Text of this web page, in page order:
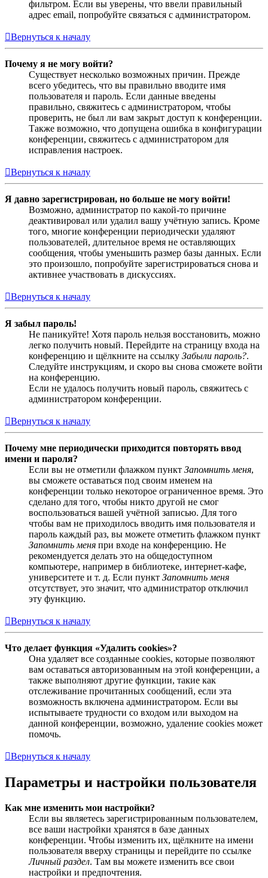
фильтром. Если вы уверены, что ввели правильный
адрес email, попробуйте связаться с администратором.
Вернуться к началу
Почему я не могу войти?
Существует несколько возможных причин. Прежде
всего убедитесь, что вы правильно вводите имя
пользователя и пароль. Если данные введены
правильно, свяжитесь с администратором, чтобы
проверить, не был ли вам закрыт доступ к конференции.
Также возможно, что допущена ошибка в конфигурации
конференции, свяжитесь с администратором для
исправления настроек.
Вернуться к началу
Я давно зарегистрирован, но больше не могу войти!
Возможно, администратор по какой-то причине
деактивировал или удалил вашу учётную запись. Кроме
того, многие конференции периодически удаляют
пользователей, длительное время не оставляющих
сообщения, чтобы уменьшить размер базы данных. Если
это произошло, попробуйте зарегистрироваться снова и
активнее участвовать в дискуссиях.
Вернуться к началу
Я забыл пароль!
Не паникуйте! Хотя пароль нельзя восстановить, можно
легко получить новый. Перейдите на страницу входа на
конференцию и щёлкните на ссылку Забыли пароль?.
Следуйте инструкциям, и скоро вы снова сможете войти
на конференцию.
Если не удалось получить новый пароль, свяжитесь с
администратором конференции.
Вернуться к началу
Почему мне периодически приходится повторять ввод
имени и пароля?
Если вы не отметили флажком пункт Запомнить меня,
вы сможете оставаться под своим именем на
конференции только некоторое ограниченное время. Это
сделано для того, чтобы никто другой не смог
воспользоваться вашей учётной записью. Для того
чтобы вам не приходилось вводить имя пользователя и
пароль каждый раз, вы можете отметить флажком пункт
Запомнить меня при входе на конференцию. Не
рекомендуется делать это на общедоступном
компьютере, например в библиотеке, интернет-кафе,
университете и т. д. Если пункт Запомнить меня
отсутствует, это значит, что администратор отключил
эту функцию.
Вернуться к началу
Что делает функция «Удалить cookies»?
Она удаляет все созданные cookies, которые позволяют
вам оставаться авторизованным на этой конференции, а
также выполняют другие функции, такие как
отслеживание прочитанных сообщений, если эта
возможность включена администратором. Если вы
испытываете трудности со входом или выходом на
данной конференции, возможно, удаление cookies может
помочь.
Вернуться к началу
Параметры и настройки пользователя
Как мне изменить мои настройки?
Если вы являетесь зарегистрированным пользователем,
все ваши настройки хранятся в базе данных
конференции. Чтобы изменить их, щёлкните на имени
пользователя вверху страницы и перейдите по ссылке
Личный раздел. Там вы можете изменить все свои
настройки и предпочтения.